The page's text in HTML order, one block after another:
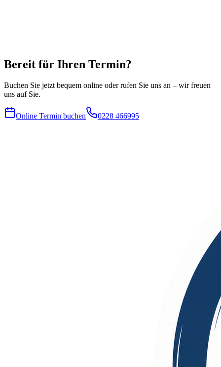
Bereit für Ihren Termin?
Buchen Sie jetzt bequem online oder rufen Sie uns an – wir freuen
uns auf Sie.
Online Termin buchen 0228 466995